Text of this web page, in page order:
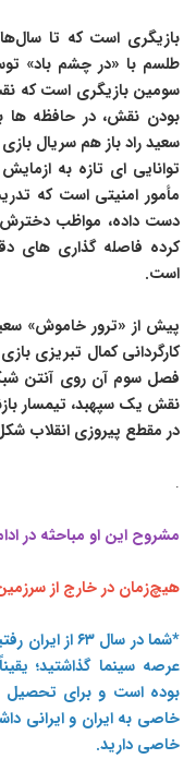
بازیگری است که تا
طلسم با «در چشم باد»
سومین بازیگری است که
بودن نقش، در حافظه ها
سعید راد باز هم سریال
توانایی‌ ای تازه به
مأمور امنیتی است که
دست داده، مواظب دخترش
کرده فاصله گذاری های
است.
پیش از «ترور خاموش»
کارگردانی کمال تبریزی
فصل سوم آن روی آنتن
نقش یک سپهبد، تیمسار
در مقطع پیروزی انقلاب
.
مشروح این او مباحثه در
هیچ‌زمان در خارج از
*شما در سال ۶۳
عرصه سینما گذاشتید؛
بوده است و برای تحصیل
خاصی به ایران و ایرانی
خاصی دارید.